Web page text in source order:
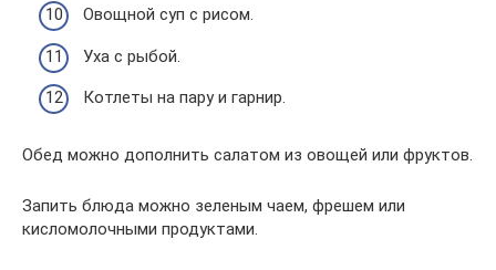
Овощной суп с рисом.
Уха с рыбой.
Котлеты на пару и гарнир.
Обед можно дополнить салатом из овощей или фруктов.
Запить блюда можно зеленым чаем, фрешем или
кисломолочными продуктами.